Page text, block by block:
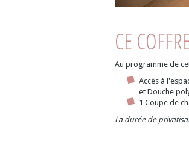
CE
Au programme de
Accès à
et Douche
1 Coupe de
La durée de